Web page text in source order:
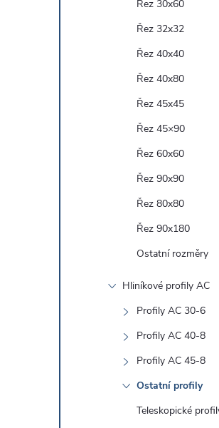
Řez 30x60
Řez 32x32
Řez 40x40
Řez 40x80
Řez 45x45
Řez 45×90
Řez 60x60
Řez 90x90
Řez 80x80
Řez 90x180
Ostatní rozměry
Hliníkové profily AC
Profily AC 30-6
Profily AC 40-8
Profily AC 45-8
Ostatní profily
Teleskopické